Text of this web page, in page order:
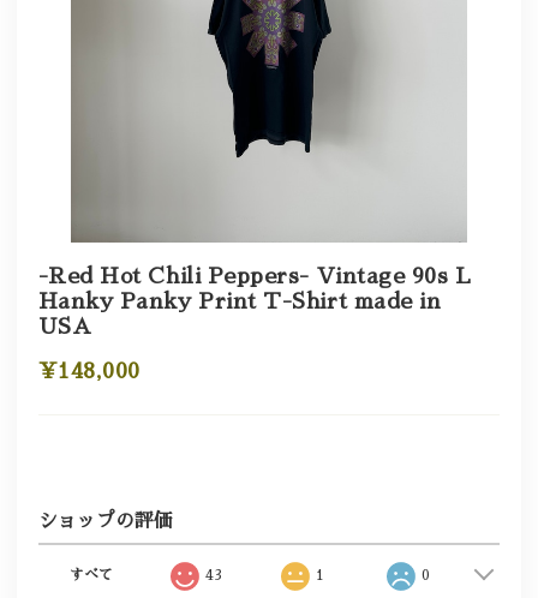
-Red Hot Chili Peppers- Vintage 90s L
Hanky Panky Print T-Shirt made in
USA
¥148,000
ショップの評価
すべて 43 1 0